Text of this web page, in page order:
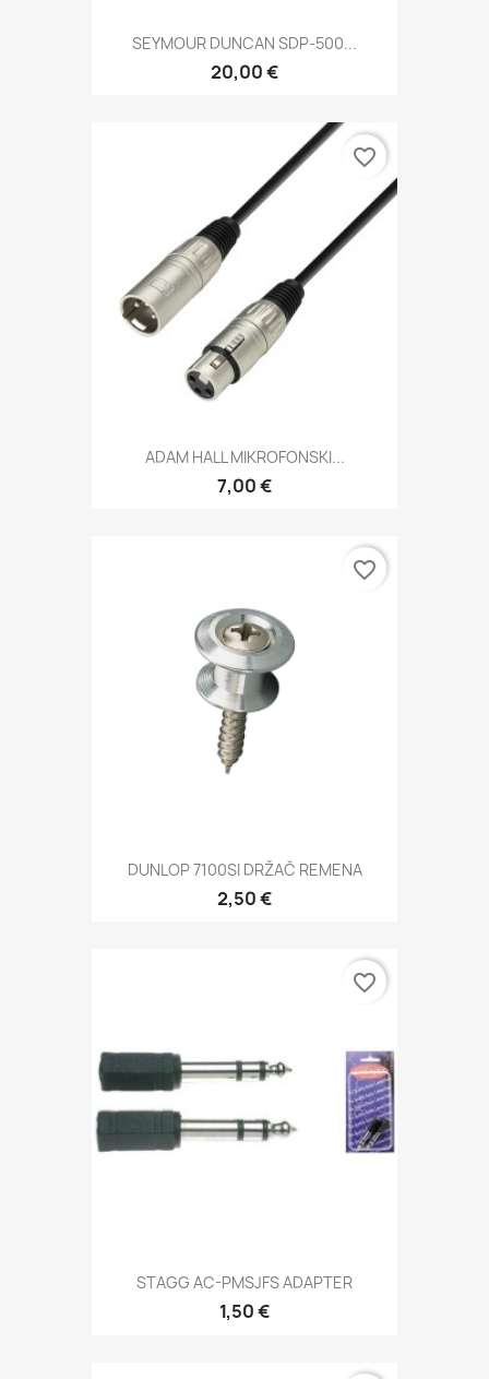
SEYMOUR DUNCAN SDP-500...
20,00 €
ADAM HALL MIKROFONSKI...
7,00 €
favorite_border
DUNLOP 7100SI DRŽAČ REMENA
2,50 €
favorite_border
STAGG AC-PMSJFS ADAPTER
1,50 €
favorite_border